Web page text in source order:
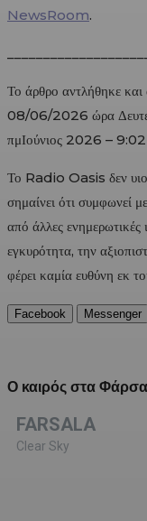
NewsRoom.
Το άρθρο αντλήθηκε και
08/06/2026 ώρα
πμΙούνιος 2026 –
Το Radio Oasis δεν
σημαίνει ότι συμφωνεί
από άλλες ενημερωτικές
εγκυρότητα, την
φέρει καμία ευθύνη εκ
Facebook Messenger
Ο καιρός στα
FARSALA
Clear Sky